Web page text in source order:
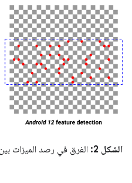
الشكل 2: الفرق في رصد الميزات بين Android 11 وAndroid 12